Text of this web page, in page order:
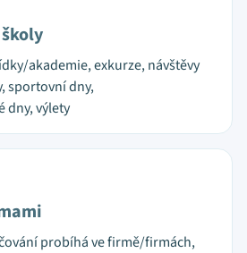
akademie, exkurze, návštěvy
sportovní dny,
dny, výlety
probíhá ve firmě/firmách,